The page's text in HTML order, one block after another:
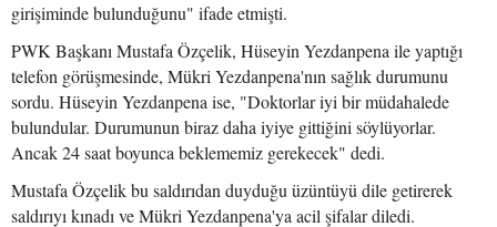
girişiminde bulunduğunu" ifade etmişti.
PWK Başkanı Mustafa Özçelik, Hüseyin Yezdanpena ile yaptığı
telefon görüşmesinde, Mükri Yezdanpena'nın sağlık durumunu
sordu. Hüseyin Yezdanpena ise, "Doktorlar iyi bir müdahalede
bulundular. Durumunun biraz daha iyiye gittiğini söylüyorlar.
Ancak 24 saat boyunca beklememiz gerekecek" dedi.
Mustafa Özçelik bu saldırıdan duyduğu üzüntüyü dile getirerek
saldırıyı kınadı ve Mükri Yezdanpena'ya acil şifalar diledi.